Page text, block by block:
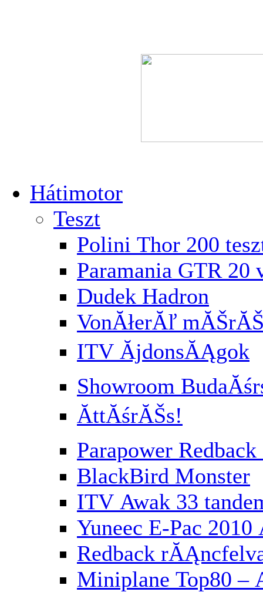
Hátimotor
Teszt
Polini Thor 200
Paramania GTR 20
Dudek Hadron
VonĂłerĂľ
ITV ĂjdonsĂĄgok
Showroom
ĂttĂśrĂŠs!
Parapower
BlackBird Monster
ITV Awak 33
Yuneec E-Pac
Redback
Miniplane Top80